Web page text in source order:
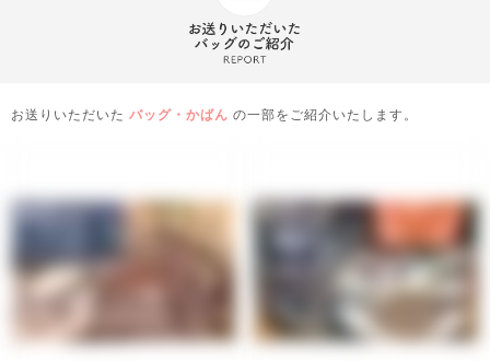
お送りいただいた バッグ・かばん の一部をご紹介いたします。